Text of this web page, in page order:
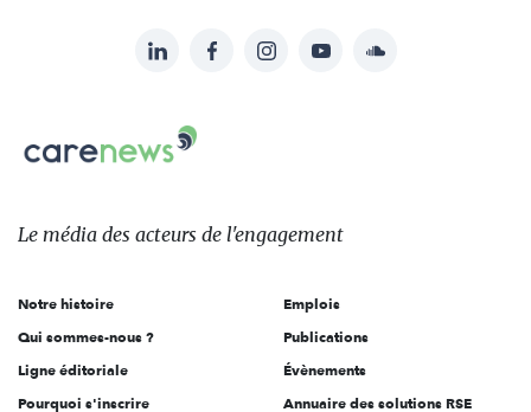
sur:
LinkedInFacebookInstagramYouTubeSoundcloud
Carenews,
Le
des
l'engagement
Le média des acteurs de l'engagement
Notre histoire
Qui sommes-nous ?
Ligne éditoriale
Pourquoi s'inscrire
Emplois
Publications
Évènements
Annuaire des solutions RSE